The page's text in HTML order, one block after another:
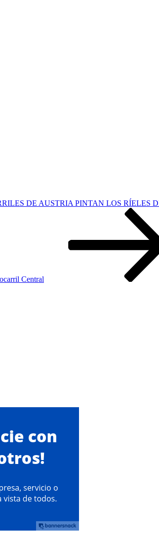
DE AUSTRIA PINTAN LOS RÍELES
Central